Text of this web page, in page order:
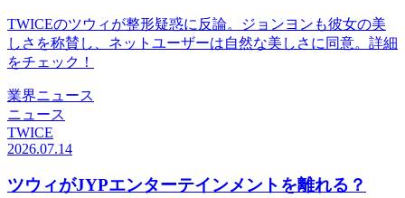
TWICEのツウィが整形疑惑に反論。ジョンヨンも彼女の美
しさを称賛し、ネットユーザーは自然な美しさに同意。詳細
をチェック！
業界ニュース
ニュース
TWICE
2026.07.14
ツウィがJYPエンターテインメントを離れる？